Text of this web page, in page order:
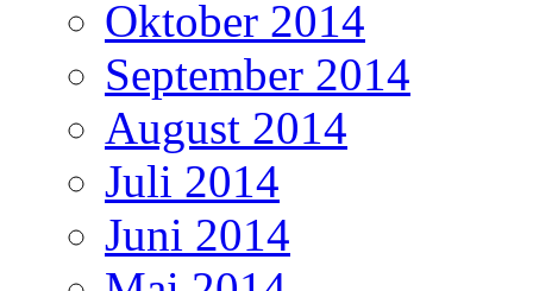
Oktober 2014
September 2014
August 2014
Juli 2014
Juni 2014